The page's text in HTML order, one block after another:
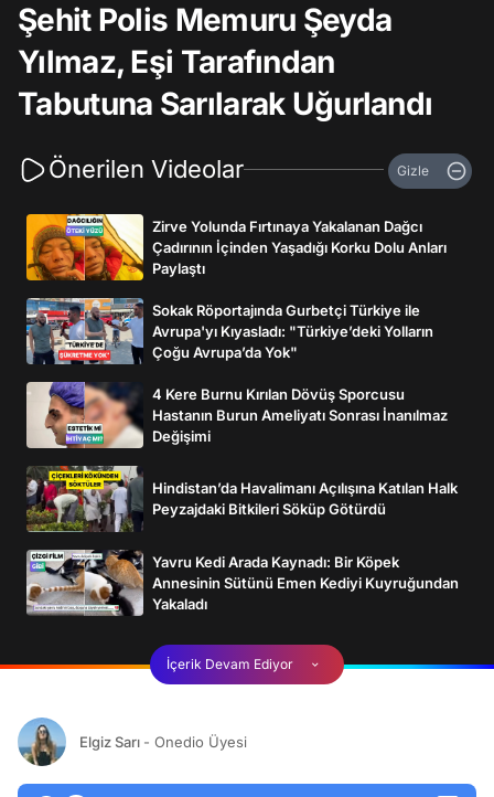
Şehit Polis Memuru Şeyda
Yılmaz, Eşi Tarafından
Tabutuna Sarılarak Uğurlandı
Önerilen Videolar Gizle
Zirve Yolunda Fırtınaya Yakalanan Dağcı
Çadırının İçinden Yaşadığı Korku Dolu Anları
Paylaştı
Sokak Röportajında Gurbetçi Türkiye ile
Avrupa'yı Kıyasladı: "Türkiye’deki Yolların
Çoğu Avrupa’da Yok"
4 Kere Burnu Kırılan Dövüş Sporcusu
Hastanın Burun Ameliyatı Sonrası İnanılmaz
Değişimi
Hindistan’da Havalimanı Açılışına Katılan Halk
Peyzajdaki Bitkileri Söküp Götürdü
Yavru Kedi Arada Kaynadı: Bir Köpek
Annesinin Sütünü Emen Kediyi Kuyruğundan
Yakaladı
İçerik Devam Ediyor
Elgiz Sarı - Onedio Üyesi